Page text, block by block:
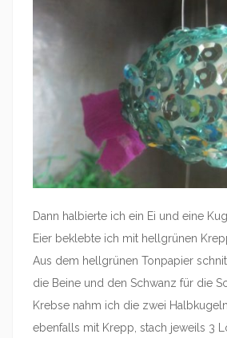
Dann halbierte ich ein Ei und eine
Eier beklebte ich mit hellgrünen
Aus dem hellgrünen Tonpapier
die Beine und den Schwanz für die
Krebse nahm ich die zwei
ebenfalls mit Krepp, stach jeweils 3